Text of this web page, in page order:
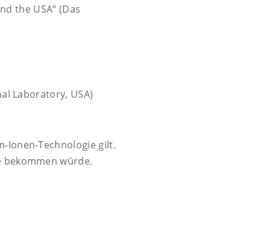
the USA“ (Das
Laboratory, USA)
Ionen-Technologie gilt.
bekommen würde.